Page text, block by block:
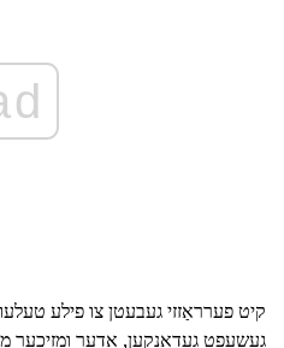
קיט פערראַזזי געבעטן צו פילע
געשעפט געדאנקען, אָדער ומזיכער